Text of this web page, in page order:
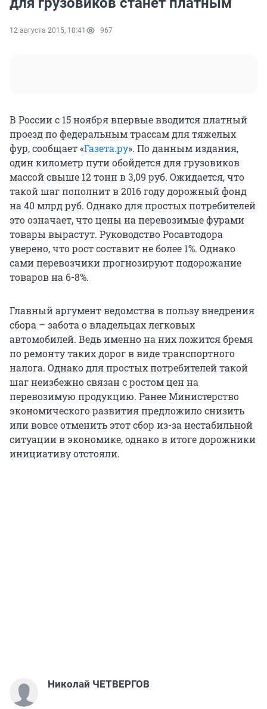
12 августа 2015, 10:41 967
В России с 15 ноября впервые вводится платный
проезд по федеральным трассам для тяжелых
фур, сообщает «Газета.ру». По данным издания,
один километр пути обойдется для грузовиков
массой свыше 12 тонн в 3,09 руб. Ожидается, что
такой шаг пополнит в 2016 году дорожный фонд
на 40 млрд руб. Однако для простых потребителей
это означает, что цены на перевозимые фурами
товары вырастут. Руководство Росавтодора
уверено, что рост составит не более 1%. Однако
сами перевозчики прогнозируют подорожание
товаров на 6-8%.
Главный аргумент ведомства в пользу внедрения
сбора – забота о владельцах легковых
автомобилей. Ведь именно на них ложится бремя
по ремонту таких дорог в виде транспортного
налога. Однако для простых потребителей такой
шаг неизбежно связан с ростом цен на
перевозимую продукцию. Ранее Министерство
экономического развития предложило снизить
или вовсе отменить этот сбор из-за нестабильной
ситуации в экономике, однако в итоге дорожники
инициативу отстояли.
Николай ЧЕТВЕРГОВ